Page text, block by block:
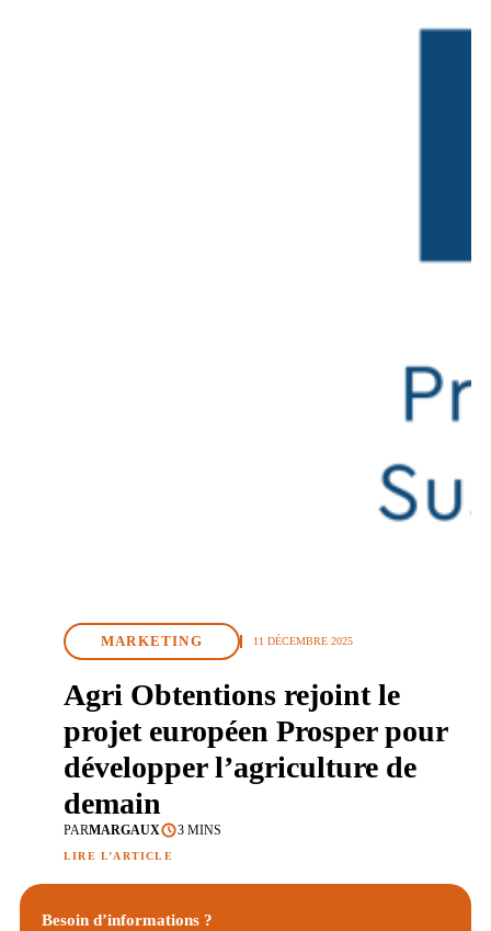
MARKETING 11 DÉCEMBRE 2025
Agri Obtentions rejoint le
projet européen Prosper pour
développer l’agriculture de
demain
PARMARGAUX 3 MINS
LIRE L’ARTICLE
Besoin d’informations ?